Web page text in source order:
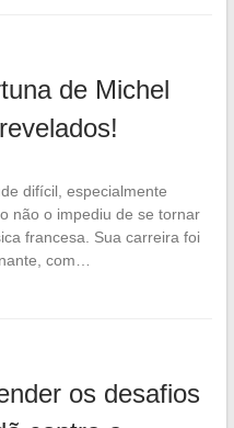
de Michel
difícil, especialmente
não o impediu de se tornar
francesa. Sua carreira foi
com…
os desafios